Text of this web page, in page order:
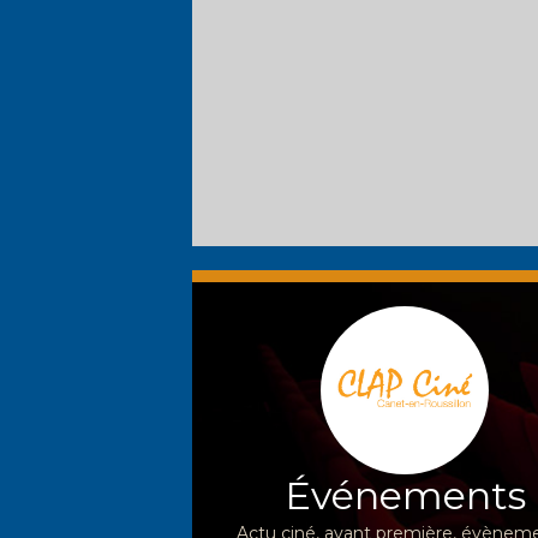
Événements
Actu ciné, avant première,